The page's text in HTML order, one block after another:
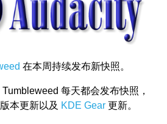
在本周持续发布新快照。
每天都会发布快照，
本更新以及 KDE Gear 更新。